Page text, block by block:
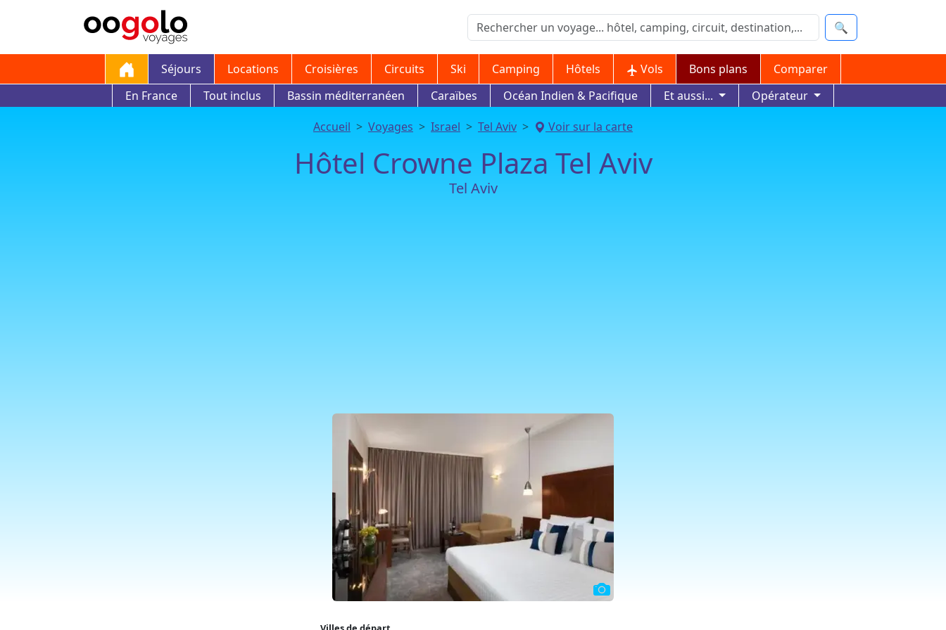
🔍
Séjours Locations Croisières Circuits Ski Camping Hôtels Vols Bons plans
Comparer
En France
Tout inclus Bassin méditerranéen Caraïbes Océan Indien & Pacifique Et aussi...
Opérateur
Accueil
Voyages Israel Tel Aviv Voir sur la carte
Hôtel Crowne Plaza Tel Aviv
Tel Aviv